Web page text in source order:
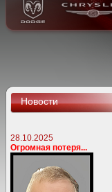
Новости
28.10.2025
Огромная потеря...